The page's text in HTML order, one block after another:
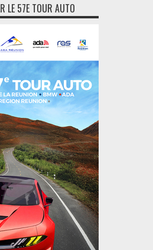
LE 57E TOUR AUTO